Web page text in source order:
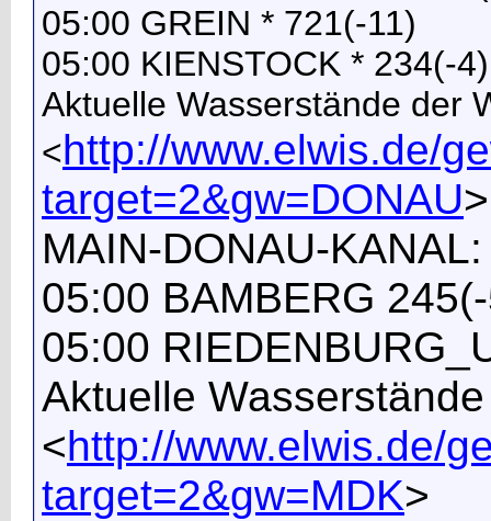
05:00 GREIN * 721(-11)
05:00 KIENSTOCK * 234(-4)
Aktuelle Wasserstände der
<http://www.elwis.de/
target=2&gw=DONAU>
MAIN-DONAU-KANAL:
05:00 BAMBERG
05:00
Aktuelle
<http://www.elwis.de/
target=2&gw=MDK>